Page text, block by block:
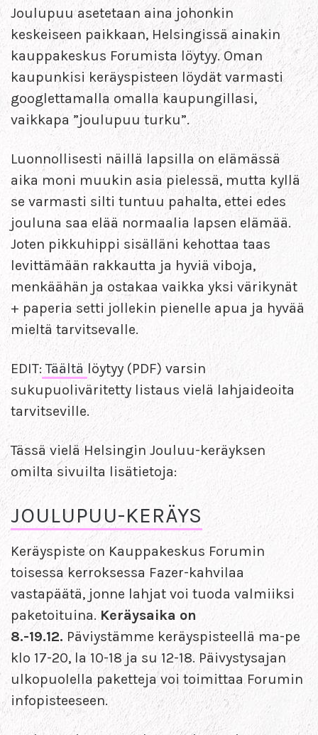
Joulupuu asetetaan aina johonkin
keskeiseen paikkaan, Helsingissä ainakin
kauppakeskus Forumista löytyy. Oman
kaupunkisi keräyspisteen löydät varmasti
googlettamalla omalla kaupungillasi,
vaikkapa ”joulupuu turku”.
Luonnollisesti näillä lapsilla on elämässä
aika moni muukin asia pielessä, mutta kyllä
se varmasti silti tuntuu pahalta, ettei edes
jouluna saa elää normaalia lapsen elämää.
Joten pikkuhippi sisälläni kehottaa taas
levittämään rakkautta ja hyviä viboja,
menkäähän ja ostakaa vaikka yksi värikynät
+ paperia setti jollekin pienelle apua ja hyvää
mieltä tarvitsevalle.
EDIT: Täältä löytyy (PDF) varsin
sukupuoliväritetty listaus vielä lahjaideoita
tarvitseville.
Tässä vielä Helsingin Jouluu-keräyksen
omilta sivuilta lisätietoja:
JOULUPUU-KERÄYS
Keräyspiste on Kauppakeskus Forumin
toisessa kerroksessa Fazer-kahvilaa
vastapäätä, jonne lahjat voi tuoda valmiiksi
paketoituina. Keräysaika on
8.-19.12. Päviystämme keräyspisteellä ma-pe
klo 17-20, la 10-18 ja su 12-18. Päivystysajan
ulkopuolella paketteja voi toimittaa Forumin
infopisteeseen.